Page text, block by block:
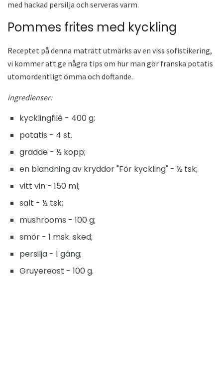
med hackad persilja och serveras varm.
Pommes frites med kyckling
Receptet på denna maträtt utmärks av en viss sofistikering,
vi kommer att ge några tips om hur man gör franska potatis
utomordentligt ömma och doftande.
ingredienser:
kycklingfilé - 400 g;
potatis - 4 st.
grädde - ½ kopp;
en blandning av kryddor "För kyckling" - ½ tsk;
vitt vin - 150 ml;
salt - ½ tsk;
mushrooms - 100 g;
smör - 1 msk. sked;
persilja - 1 gäng;
Gruyereost - 100 g.